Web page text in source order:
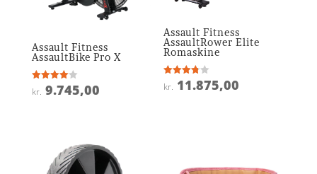
Assault Fitness
AssaultBike Pro X
Vurderet
4
kr. 9.745,00
Assault Fitness
AssaultRower Elite
Romaskine
Vurderet
3.8
kr. 11.875,00